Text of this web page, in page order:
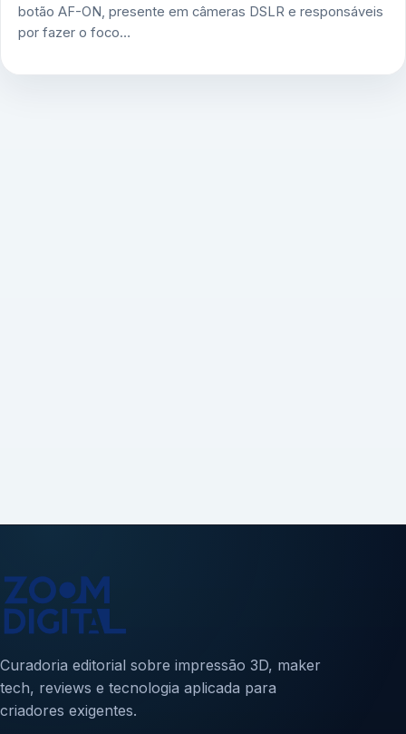
botão AF-ON, presente em câmeras DSLR e responsáveis
por fazer o foco…
Curadoria editorial sobre impressão 3D, maker
tech, reviews e tecnologia aplicada para
criadores exigentes.